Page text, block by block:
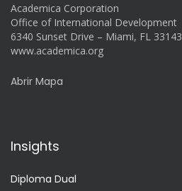
Academica Corporation
Office of International Development
6340 Sunset Drive – Miami, FL 33143
www.academica.org
Abrir Mapa
Insights
Diploma Dual